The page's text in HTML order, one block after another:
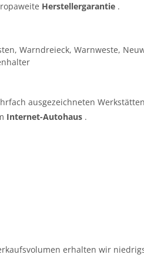
Herstellergarantie .
Warndreieck, Warnweste,
ausgezeichneten
Internet-Autohaus .
erhalten wir